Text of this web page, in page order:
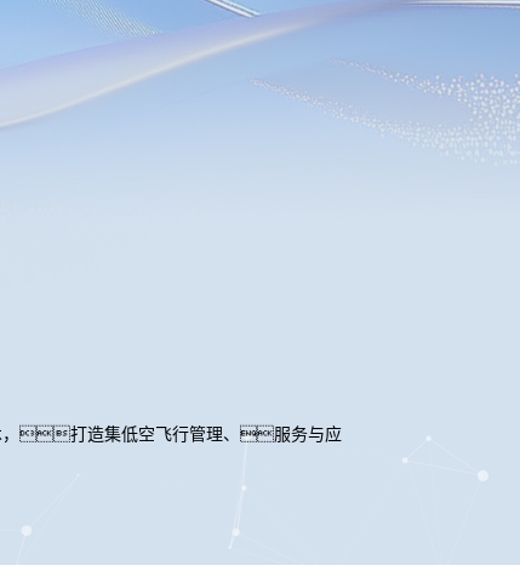
打造集低空飞行管理、服务与应